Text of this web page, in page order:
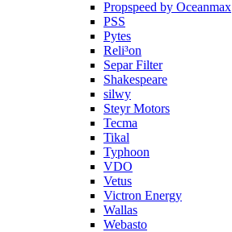
Propspeed by Oceanmax
PSS
Pytes
Reli³on
Separ Filter
Shakespeare
silwy
Steyr Motors
Tecma
Tikal
Typhoon
VDO
Vetus
Victron Energy
Wallas
Webasto